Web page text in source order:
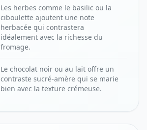
Les herbes comme le basilic ou la
ciboulette ajoutent une note
herbacée qui contrastera
idéalement avec la richesse du
fromage.
Le chocolat noir ou au lait offre un
contraste sucré-amère qui se marie
bien avec la texture crémeuse.